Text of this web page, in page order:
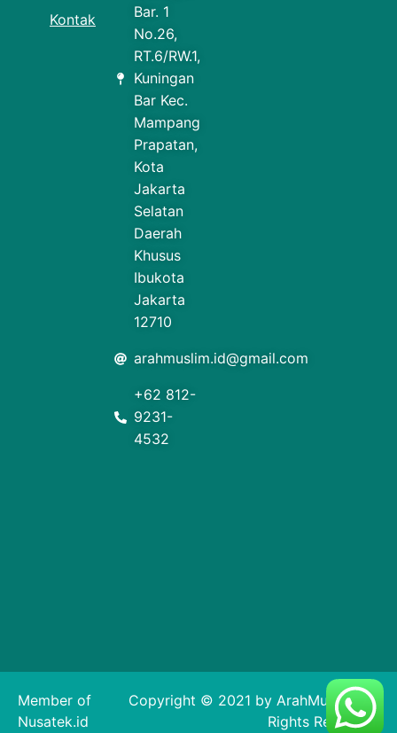
Kontak
Bar. 1
No.26,
RT.6/RW.1,
Kuningan
Bar Kec.
Mampang
Prapatan,
Kota
Jakarta
Selatan
Daerah
Khusus
Ibukota
Jakarta
12710
arahmuslim.id@gmail.com
+62 812-
9231-
4532
Member of
Nusatek.id
Copyright © 2021 by ArahMuslim. All
Rights Reserved.